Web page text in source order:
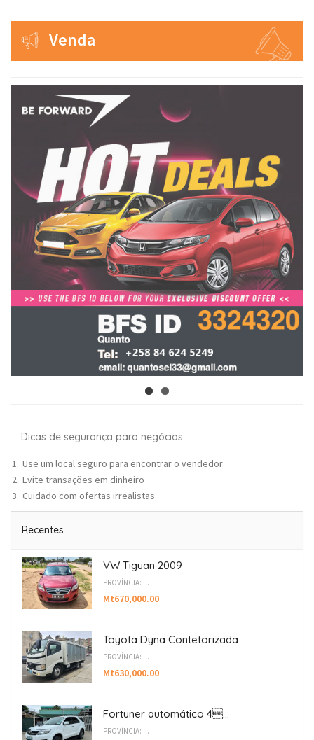
Venda
Dicas de segurança para negócios
Use um local seguro para encontrar o vendedor
Evite transações em dinheiro
Cuidado com ofertas irrealistas
Recentes
VW Tiguan 2009
PROVÍNCIA: ...
Mt670,000.00
Toyota Dyna Contetorizada
PROVÍNCIA: ...
Mt630,000.00
Fortuner automático 4...
PROVÍNCIA: ...